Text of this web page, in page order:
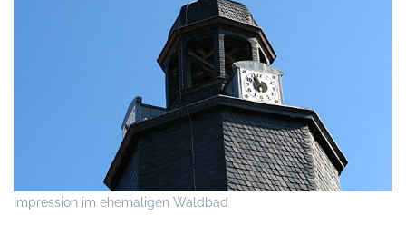
Impression im ehemaligen Waldbad